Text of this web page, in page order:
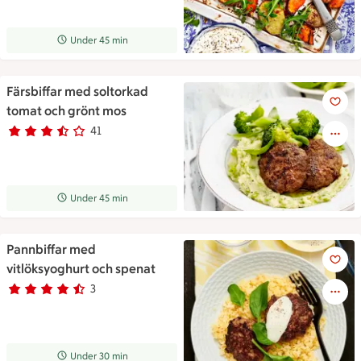
Receptet tar Under 45 min att tillaga
Under 45 min
Färsbiffar med soltorkad
tomat och grönt mos
Betyg 3.2 av 5. 41
41 personer har röstat
Receptet tar Under 45 min att tillaga
Under 45 min
Färsbiffar med soltorkad
Pannbiffar med
vitlöksyoghurt och spenat
Betyg 4.3 av 5. 3
3 personer har röstat
Receptet tar Under 30 min att tillaga
Under 30 min
Pannbiffar med